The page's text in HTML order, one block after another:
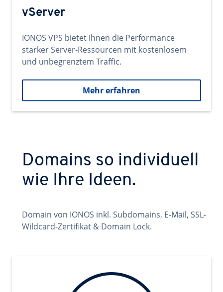
vServer
IONOS VPS bietet Ihnen die Performance
starker Server-Ressourcen mit kostenlosem
und unbegrenztem Traffic.
Mehr erfahren
Domains so individuell
wie Ihre Ideen.
Domain von IONOS inkl. Subdomains, E-Mail, SSL-
Wildcard-Zertifikat & Domain Lock.